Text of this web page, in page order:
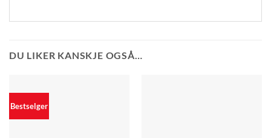
DU LIKER KANSKJE OGSÅ…
Bestselger